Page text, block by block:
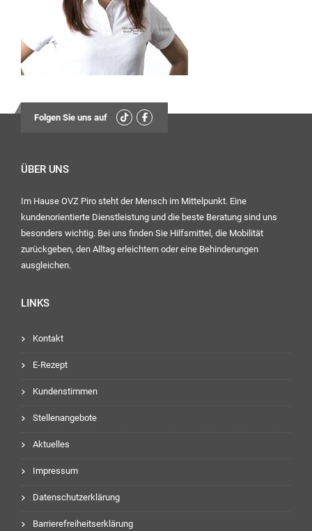
Folgen Sie uns auf
ÜBER UNS
Im Hause OVZ Piro steht der Mensch im Mittelpunkt. Eine
kundenorientierte Dienstleistung und die beste Beratung sind uns
besonders wichtig. Bei uns finden Sie Hilfsmittel, die Mobilität
zurückgeben, den Alltag erleichtern oder eine Behinderungen
ausgleichen.
LINKS
Kontakt
E-Rezept
Kundenstimmen
Stellenangebote
Aktuelles
Impressum
Datenschutzerklärung
Barrierefreiheitserklärung
13:30
Uhr – 17:00 Uhr
Mittwoch:
geschlossen
08:00
Uhr – 12:30 Uhr